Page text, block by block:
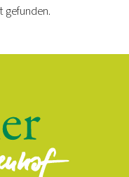
gefunden.